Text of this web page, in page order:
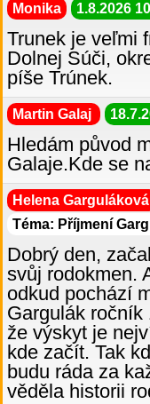
Monika 1.8.2026
Trunek je veľmi
Dolnej Súči,
píše Trúnek.
Martin Galaj
Hledám původ
Galaje.Kde se
Helena Garguláková
Téma: Příjmení
Dobrý den,
svůj rodokmen.
odkud pochází
Gargulák ročník
že výskyt je
kde začít. Tak
budu ráda za
věděla historii